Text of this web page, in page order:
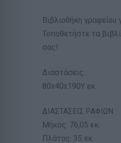
Βιβλιοθήκη
Τοποθετήστε τα
σας!
Διαστάσεις:
80x40x190Υ εκ.
ΔΙΑΣΤΑΣΕΙΣ ΡΑΦΙΩΝ :
Μήκος: 76,05 εκ.
Πλάτος: 35 εκ.